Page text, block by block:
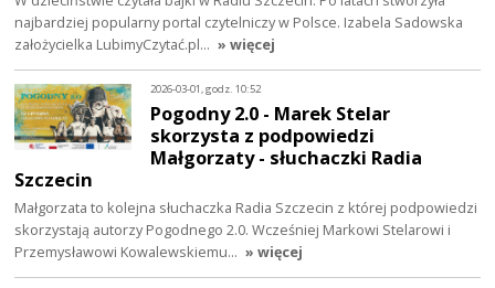
najbardziej popularny portal czytelniczy w Polsce. Izabela Sadowska
założycielka LubimyCzytać.pl… » więcej
2026-03-01, godz. 10:52
Pogodny 2.0 - Marek Stelar
skorzysta z podpowiedzi
Małgorzaty - słuchaczki Radia
Szczecin
Małgorzata to kolejna słuchaczka Radia Szczecin z której podpowiedzi
skorzystają autorzy Pogodnego 2.0. Wcześniej Markowi Stelarowi i
Przemysławowi Kowalewskiemu… » więcej